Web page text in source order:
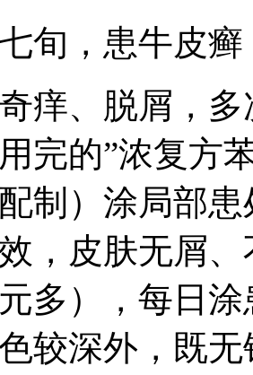
旬，患牛皮
痒、脱屑，
完的”浓复方
制）涂局部
，皮肤无屑
多），每日
较深外，既